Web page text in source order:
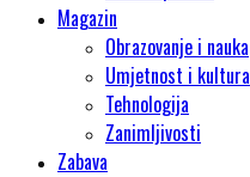
Magazin
Obrazovanje i nauka
Umjetnost i kultura
Tehnologija
Zanimljivosti
Zabava